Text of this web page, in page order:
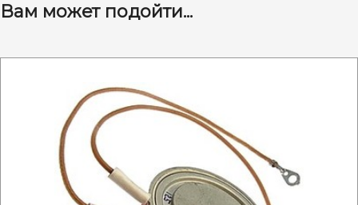
Вам может подойти...